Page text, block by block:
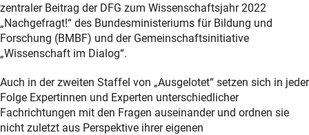
zentraler Beitrag der DFG zum Wissenschaftsjahr 2022
„Nachgefragt!“ des Bundesministeriums für Bildung und
Forschung (BMBF) und der Gemeinschaftsinitiative
„Wissenschaft im Dialog“.
Auch in der zweiten Staffel von „Ausgelotet“ setzen sich in jeder
Folge Expertinnen und Experten unterschiedlicher
Fachrichtungen mit den Fragen auseinander und ordnen sie
nicht zuletzt aus Perspektive ihrer eigenen